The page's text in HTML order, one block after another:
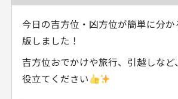
今日の吉方位・凶方位が簡単に分か
版しました！
吉方位おでかけや旅行、引越しなど
役立てください